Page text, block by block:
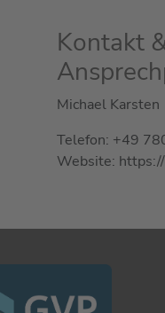
Kontakt
Michael Karsten
Telefon: +49
Website: